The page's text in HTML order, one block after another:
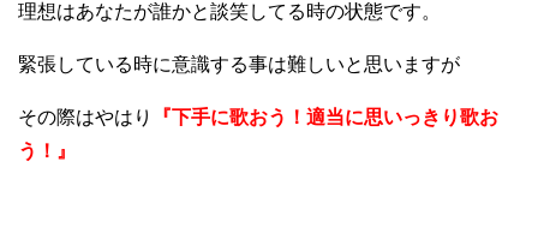
理想はあなたが誰かと談笑してる時の状態です。
緊張している時に意識する事は難しいと思いますが
その際はやはり
『下手に歌おう！適当に思いっきり歌お
う！』